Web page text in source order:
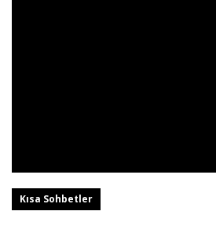
Kısa Sohbetler